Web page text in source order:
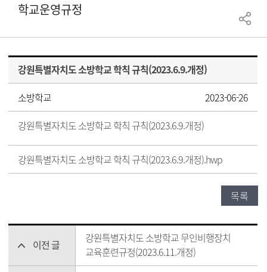
학교운영규정
강원특별자치도 소방학교 학칙 규칙(2023.6.9.개정)
소방학교
2023-06-26
강원특별자치도 소방학교 학칙 규칙(2023.6.9.개정)
강원특별자치도 소방학교 학칙 규칙(2023.6.9.개정).hwp
목록
이전 글
강원특별자치도 소방학교 무인비행장치
교육훈련규정(2023.6.11.개정)